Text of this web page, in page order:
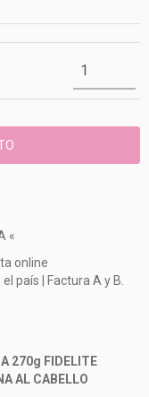
«
online
país | Factura A y B.
270g FIDELITE
AL CABELLO